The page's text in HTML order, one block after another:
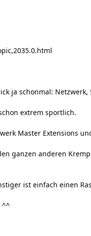
ja schonmal: Netzwerk,
extrem sportlich.
Master Extensions
ganzen anderen
ist einfach einen
^^